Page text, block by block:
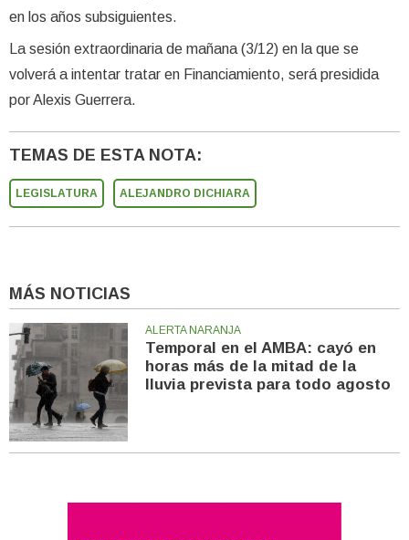
en los años subsiguientes.
La sesión extraordinaria de mañana (3/12) en la que se
volverá a intentar tratar en Financiamiento, será presidida
por Alexis Guerrera.
TEMAS DE ESTA NOTA:
LEGISLATURA ALEJANDRO DICHIARA
MÁS NOTICIAS
ALERTA NARANJA
Temporal en el AMBA: cayó en
horas más de la mitad de la
lluvia prevista para todo agosto